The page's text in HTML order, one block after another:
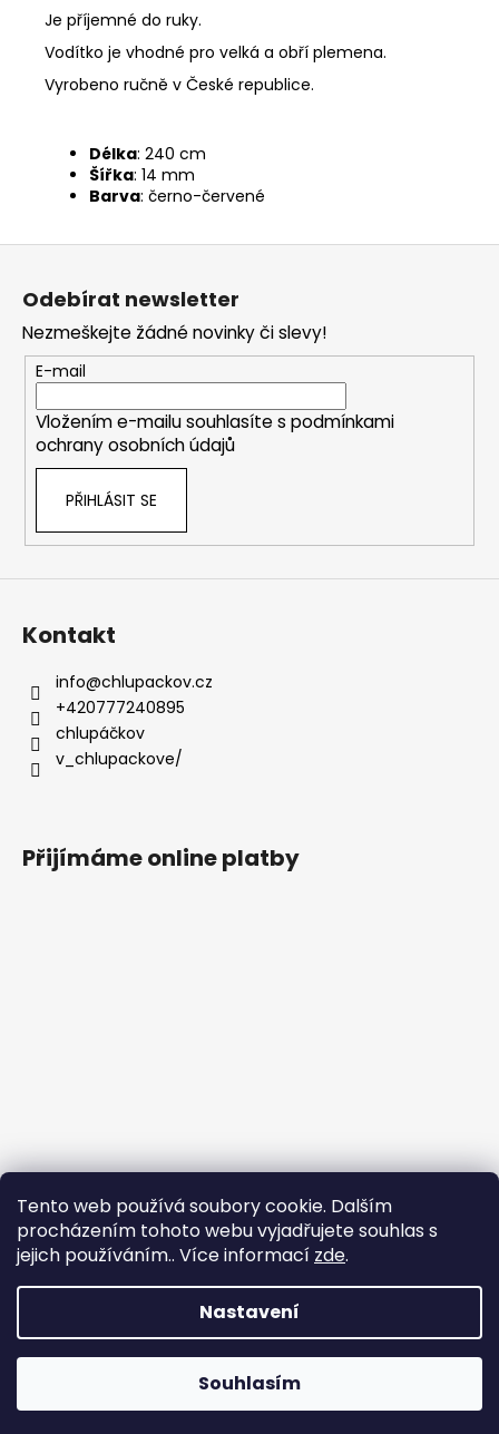
Tento web používá soubory cookie. Dalším
procházením tohoto webu vyjadřujete souhlas s
jejich používáním.. Více informací zde.
Nastavení
Souhlasím
Je příjemné do ruky.
Vodítko je vhodné pro velká a obří plemena.
Vyrobeno ručně v České republice.
Délka: 240 cm
Šířka: 14 mm
Barva: černo-červené
Z
Odebírat newsletter
Nezmeškejte žádné novinky či slevy!
E-mail
Vložením e-mailu souhlasíte s podmínkami
ochrany osobních údajů
PŘIHLÁSIT SE
Kontakt
info@chlupackov.cz
+420777240895
chlupáčkov
v_chlupackove/
Přijímáme online platby
Chlupáčkov. Všechna práva vyhrazena.